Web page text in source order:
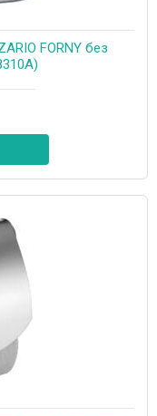
FORNY без